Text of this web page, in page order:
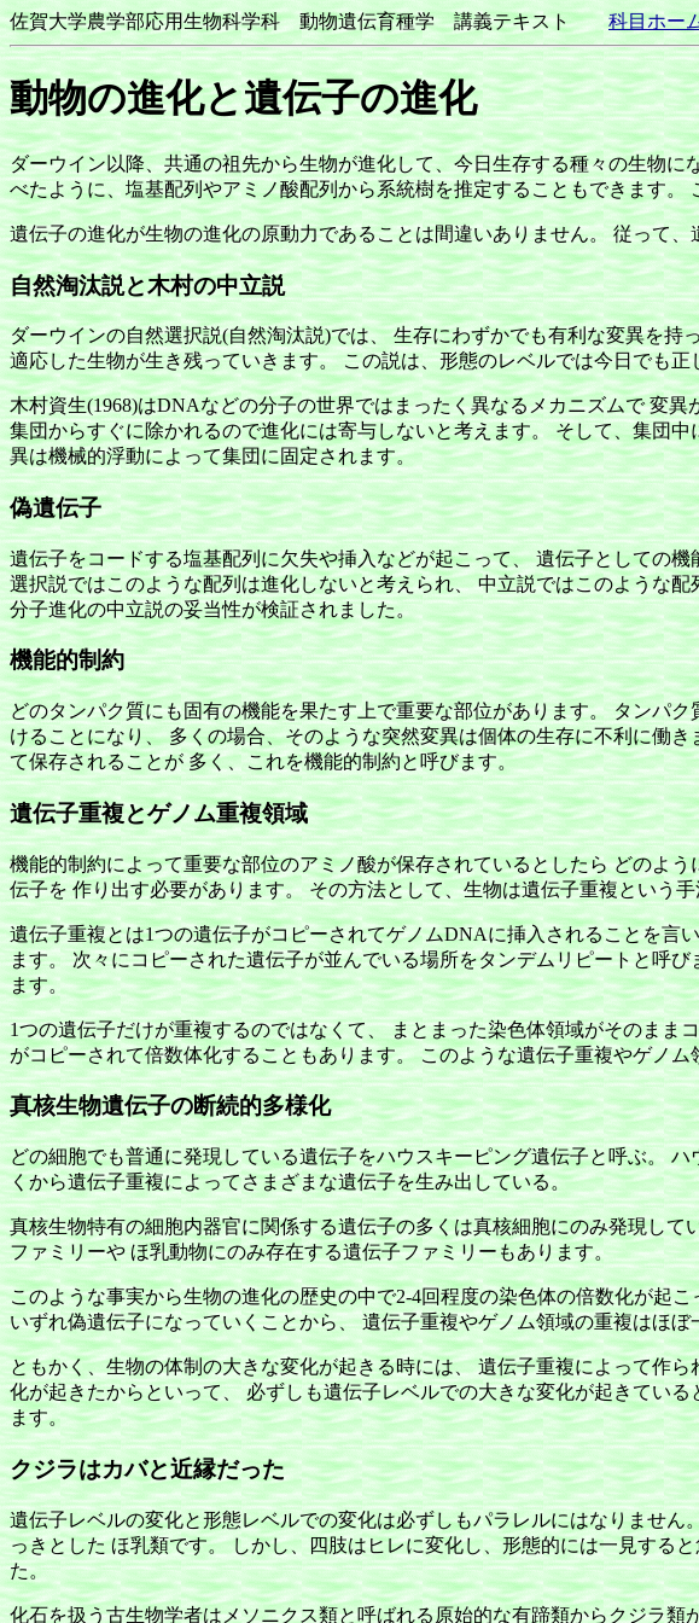
佐賀大学農学部応用生物科学科 動物遺伝育種学 講義テキスト科目ホー
動物の進化と遺伝子の進化
ダーウイン以降、共通の祖先から生物が進化して、今日生存する種々の生物
べたように、塩基配列やアミノ酸配列から系統樹を推定することもできます。
遺伝子の進化が生物の進化の原動力であることは間違いありません。 従って
自然淘汰説と木村の中立説
ダーウインの自然選択説(自然淘汰説)では、 生存にわずかでも有利な変異を
適応した生物が生き残っていきます。 この説は、形態のレベルでは今日でも
木村資生(1968)はDNAなどの分子の世界ではまったく異なるメカニズムで 変
集団からすぐに除かれるので進化には寄与しないと考えます。 そして、集団
異は機械的浮動によって集団に固定されます。
偽遺伝子
遺伝子をコードする塩基配列に欠失や挿入などが起こって、 遺伝子としての
選択説ではこのような配列は進化しないと考えられ、 中立説ではこのような
分子進化の中立説の妥当性が検証されました。
機能的制約
どのタンパク質にも固有の機能を果たす上で重要な部位があります。 タンパ
けることになり、 多くの場合、そのような突然変異は個体の生存に不利に働
て保存されることが 多く、これを機能的制約と呼びます。
遺伝子重複とゲノム重複領域
機能的制約によって重要な部位のアミノ酸が保存されているとしたら どのよ
伝子を 作り出す必要があります。 その方法として、生物は遺伝子重複という
遺伝子重複とは1つの遺伝子がコピーされてゲノムDNAに挿入されることを
ます。 次々にコピーされた遺伝子が並んでいる場所をタンデムリピートと呼
ます。
1つの遺伝子だけが重複するのではなくて、 まとまった染色体領域がそのま
がコピーされて倍数体化することもあります。 このような遺伝子重複やゲノ
真核生物遺伝子の断続的多様化
どの細胞でも普通に発現している遺伝子をハウスキーピング遺伝子と呼ぶ。
くから遺伝子重複によってさまざまな遺伝子を生み出している。
真核生物特有の細胞内器官に関係する遺伝子の多くは真核細胞にのみ発現し
ファミリーや ほ乳動物にのみ存在する遺伝子ファミリーもあります。
このような事実から生物の進化の歴史の中で2-4回程度の染色体の倍数化が起
いずれ偽遺伝子になっていくことから、 遺伝子重複やゲノム領域の重複はほ
ともかく、生物の体制の大きな変化が起きる時には、 遺伝子重複によって作
化が起きたからといって、 必ずしも遺伝子レベルでの大きな変化が起きてい
ます。
クジラはカバと近縁だった
遺伝子レベルの変化と形態レベルでの変化は必ずしもパラレルにはなりませ
っきとした ほ乳類です。 しかし、四肢はヒレに変化し、形態的には一見する
た。
化石を扱う古生物学者はメソニクス類と呼ばれる原始的な有蹄類からクジラ類